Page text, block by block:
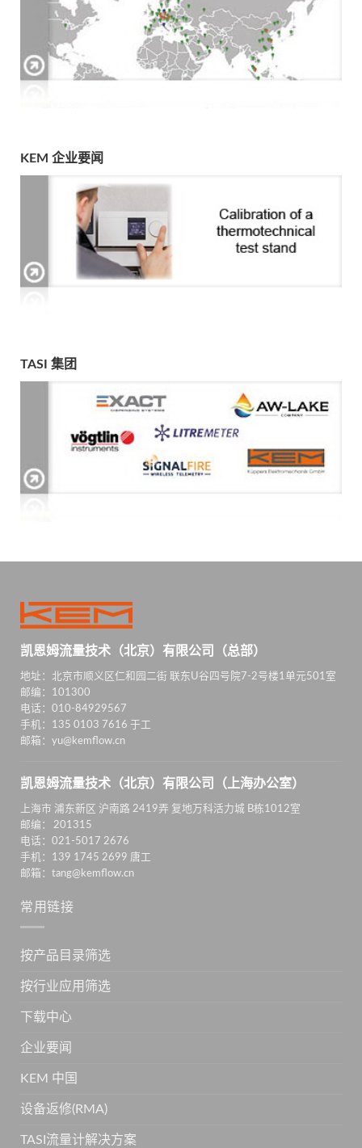
KEM 企业要闻
TASI 集团
凯恩姆流量技术（北京）有限公司（总部）
地址：北京市顺义区仁和园二街 联东U谷四号院7-2号楼1单元501室
邮编：101300
电话：010-84929567
手机：135 0103 7616 于工
邮箱：yu@kemflow.cn
凯恩姆流量技术（北京）有限公司（上海办公室）
上海市 浦东新区 沪南路 2419弄 复地万科活力城 B栋1012室
邮编： 201315
电话：021-5017 2676
手机：139 1745 2699 唐工
邮箱：tang@kemflow.cn
常用链接
按产品目录筛选
按行业应用筛选
下载中心
企业要闻
KEM 中国
设备返修(RMA)
TASI流量计解决方案